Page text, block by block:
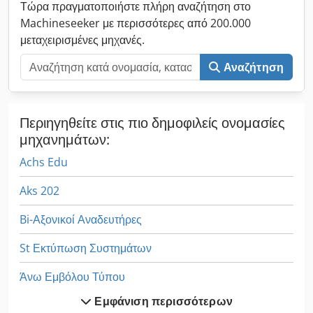
Τώρα πραγματοποιήστε πλήρη αναζήτηση στο
Machineseeker με περισσότερες από 200.000
μεταχειρισμένες μηχανές.
Αναζήτηση
Περιηγηθείτε στις πιο δημοφιλείς ονομασίες
μηχανημάτων:
Achs Edu
Aks 202
Bi-Αξονικοί Αναδευτήρες
St Εκτύπωση Συστημάτων
Άνω Εμβόλου Τύπου
Αγγίζοντας Με ΣφιγκτήρεςΕμφάνιση περισσότερων